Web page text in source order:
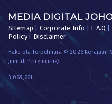
MEDIA DIGITAL
Sitemap Corporate Info F.A.Q
Policy| Disclaimer
Hakcipta Terpelihara © 2026 Kerajaan
Jumlah Pengunjung:
3,069,661